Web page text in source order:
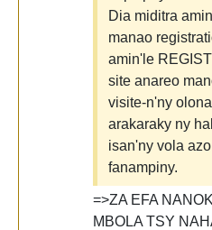
Dia miditra
manao
amin'le
site anareo
visite-n'ny
arakaraky ny
isan'ny vola
fanampiny.
=>ZA EFA
MBOLA TSY